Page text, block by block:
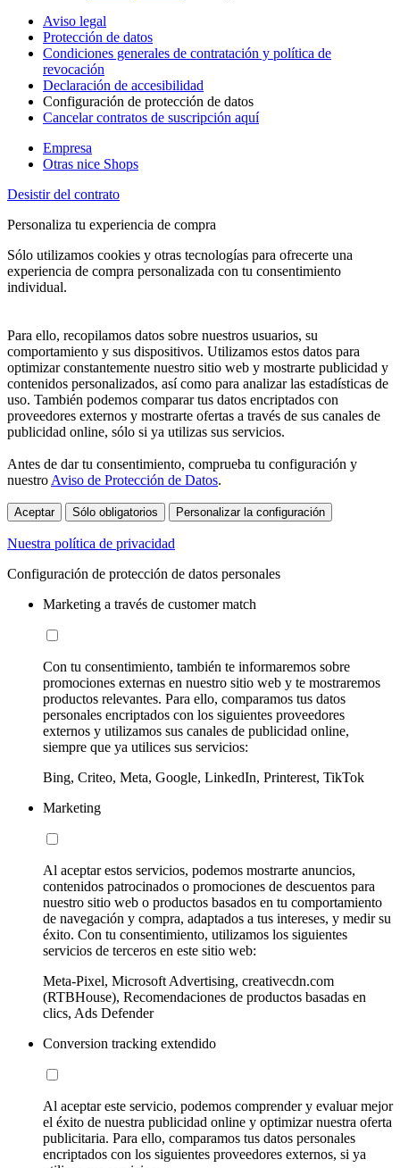
Aviso legal
Protección de datos
Condiciones generales de contratación y política de
revocación
Declaración de accesibilidad
Configuración de protección de datos
Cancelar contratos de suscripción aquí
Empresa
Otras nice Shops
Desistir del contrato
Personaliza tu experiencia de compra
Sólo utilizamos cookies y otras tecnologías para ofrecerte una
experiencia de compra personalizada con tu consentimiento
individual.
Para ello, recopilamos datos sobre nuestros usuarios, su
comportamiento y sus dispositivos. Utilizamos estos datos para
optimizar constantemente nuestro sitio web y mostrarte publicidad y
contenidos personalizados, así como para analizar las estadísticas de
uso. También podemos comparar tus datos encriptados con
proveedores externos y mostrarte ofertas a través de sus canales de
publicidad online, sólo si ya utilizas sus servicios.
Antes de dar tu consentimiento, comprueba tu configuración y
nuestro Aviso de Protección de Datos.
Aceptar Sólo obligatorios Personalizar la configuración
Nuestra política de privacidad
Configuración de protección de datos personales
Marketing a través de customer match
Con tu consentimiento, también te informaremos sobre
promociones externas en nuestro sitio web y te mostraremos
productos relevantes. Para ello, comparamos tus datos
personales encriptados con los siguientes proveedores
externos y utilizamos sus canales de publicidad online,
siempre que ya utilices sus servicios:
Bing, Criteo, Meta, Google, LinkedIn, Printerest, TikTok
Marketing
Al aceptar estos servicios, podemos mostrarte anuncios,
contenidos patrocinados o promociones de descuentos para
nuestro sitio web o productos basados en tu comportamiento
de navegación y compra, adaptados a tus intereses, y medir su
éxito. Con tu consentimiento, utilizamos los siguientes
servicios de terceros en este sitio web:
Meta-Pixel, Microsoft Advertising, creativecdn.com
(RTBHouse), Recomendaciones de productos basadas en
clics, Ads Defender
Conversion tracking extendido
Al aceptar este servicio, podemos comprender y evaluar mejor
el éxito de nuestra publicidad online y optimizar nuestra oferta
publicitaria. Para ello, comparamos tus datos personales
encriptados con los siguientes proveedores externos, si ya